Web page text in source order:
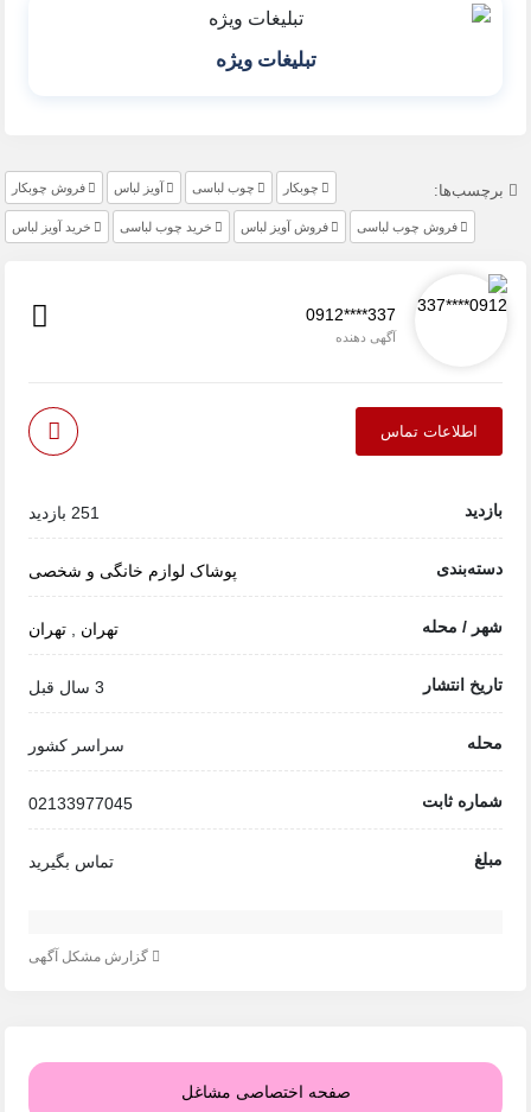
تبلیغات ویژه
برچسب‌ها: چوبكار چوب لباسی آويز لباس فروش چوبكار
فروش چوب لباسی فروش آويز لباس خرید چوب لباسی خرید آويز لباس
0912****337
آگهی دهنده
اطلاعات تماس
بازدید 251 بازدید
دسته‌بندی پوشاک لوازم خانگی و شخصی
شهر / محله تهران تهران
تاریخ انتشار 3 سال قبل
محله سراسر کشور
شماره ثابت 02133977045
مبلغ تماس بگیرید
گزارش مشکل آگهی
صفحه اختصاصی مشاغل